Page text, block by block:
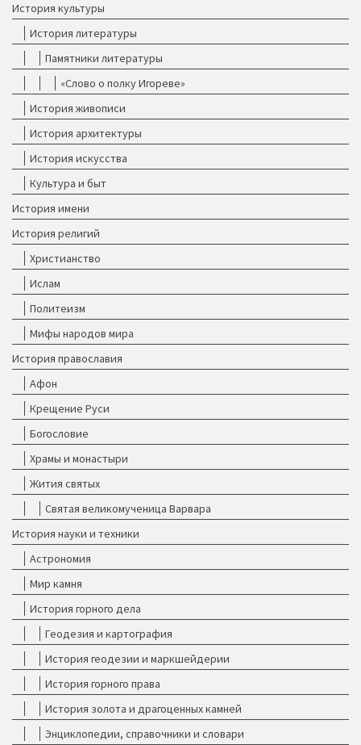
История культуры
История литературы
Памятники литературы
«Слово о полку Игореве»
История живописи
История архитектуры
История искусства
Культура и быт
История имени
История религий
Христианство
Ислам
Политеизм
Мифы народов мира
История православия
Афон
Крещение Руси
Богословие
Храмы и монастыри
Жития святых
Святая великомученица Варвара
История науки и техники
Астрономия
Мир камня
История горного дела
Геодезия и картография
История геодезии и маркшейдерии
История горного права
История золота и драгоценных камней
Энциклопедии, справочники и словари